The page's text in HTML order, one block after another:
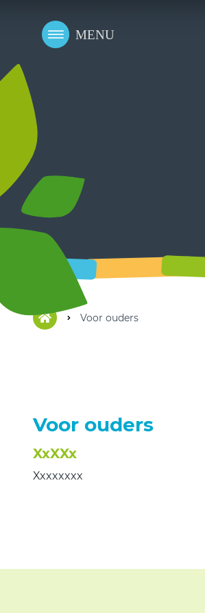
Voor ouders
Voor ouders
XxXXx
Xxxxxxxx